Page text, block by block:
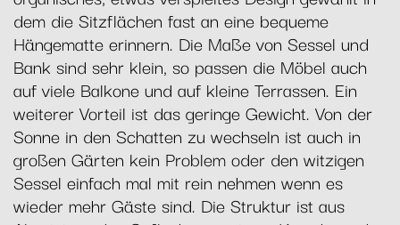
dem die Sitzflächen fast an eine bequeme
Hängematte erinnern. Die Maße von Sessel und
Bank sind sehr klein, so passen die Möbel auch
auf viele Balkone und auf kleine Terrassen. Ein
weiterer Vorteil ist das geringe Gewicht. Von der
Sonne in den Schatten zu wechseln ist auch in
großen Gärten kein Problem oder den witzigen
Sessel einfach mal mit rein nehmen wenn es
wieder mehr Gäste sind. Die Struktur ist aus